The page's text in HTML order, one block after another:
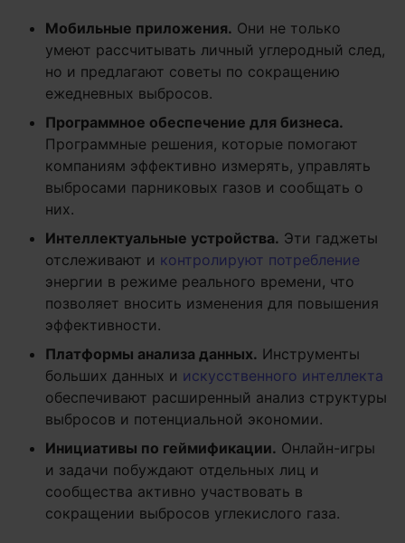
Мобильные приложения. Они не только
умеют рассчитывать личный углеродный след,
но и предлагают советы по сокращению
ежедневных выбросов.
Программное обеспечение для бизнеса.
Программные решения, которые помогают
компаниям эффективно измерять, управлять
выбросами парниковых газов и сообщать о
них.
Интеллектуальные устройства. Эти гаджеты
отслеживают и контролируют потребление
энергии в режиме реального времени, что
позволяет вносить изменения для повышения
эффективности.
Платформы анализа данных. Инструменты
больших данных и искусственного интеллекта
обеспечивают расширенный анализ структуры
выбросов и потенциальной экономии.
Инициативы по геймификации. Онлайн-игры
и задачи побуждают отдельных лиц и
сообщества активно участвовать в
сокращении выбросов углекислого газа.